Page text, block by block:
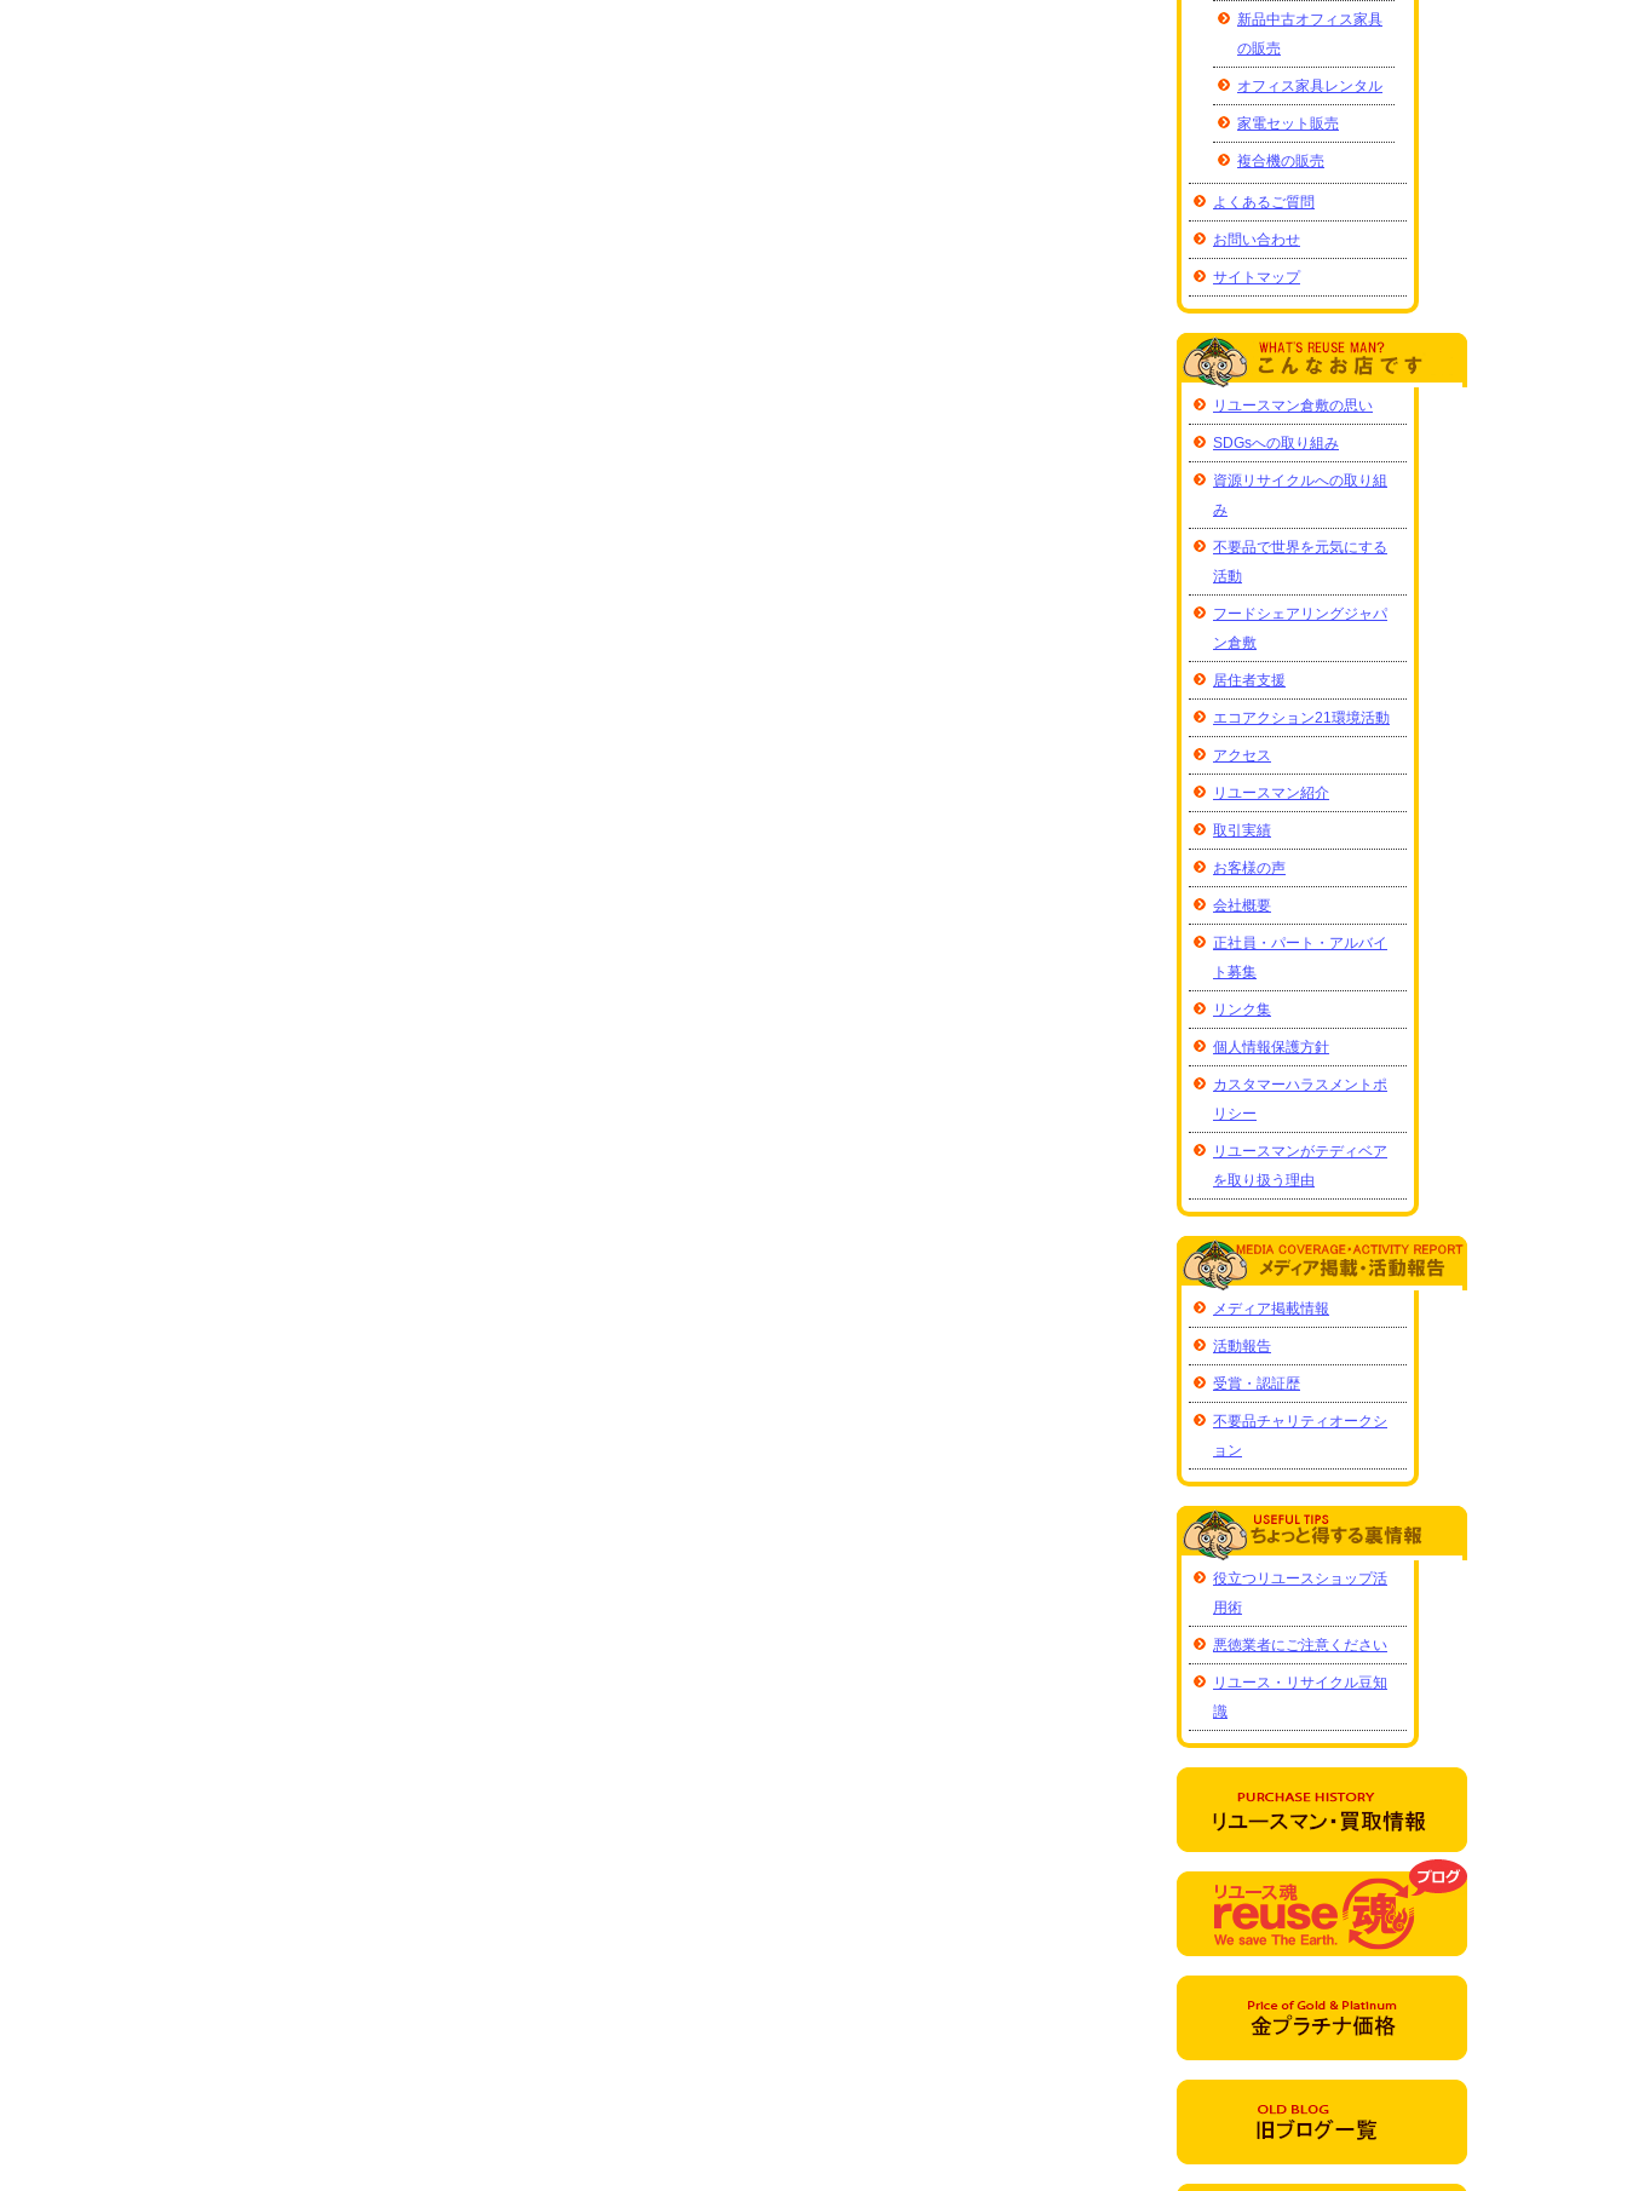
新品中古オフィス家具
の販売
オフィス家具レンタル
家電セット販売
複合機の販売
よくあるご質問
お問い合わせ
サイトマップ
リユースマン倉敷の思い
SDGsへの取り組み
資源リサイクルへの取り組
み
不要品で世界を元気にする
活動
フードシェアリングジャパ
ン倉敷
居住者支援
エコアクション21環境活動
アクセス
リユースマン紹介
取引実績
お客様の声
会社概要
正社員・パート・アルバイ
ト募集
リンク集
個人情報保護方針
カスタマーハラスメントポ
リシー
リユースマンがテディベア
を取り扱う理由
メディア掲載情報
活動報告
受賞・認証歴
不要品チャリティオークシ
ョン
役立つリユースショップ活
用術
悪徳業者にご注意ください
リユース・リサイクル豆知
識